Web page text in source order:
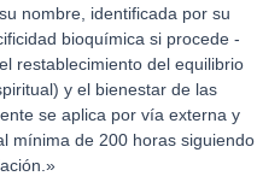
nombre, identificada por su
bioquímica si procede -
restablecimiento del equilibrio
y el bienestar de las
se aplica por vía externa y
mínima de 200 horas siguiendo